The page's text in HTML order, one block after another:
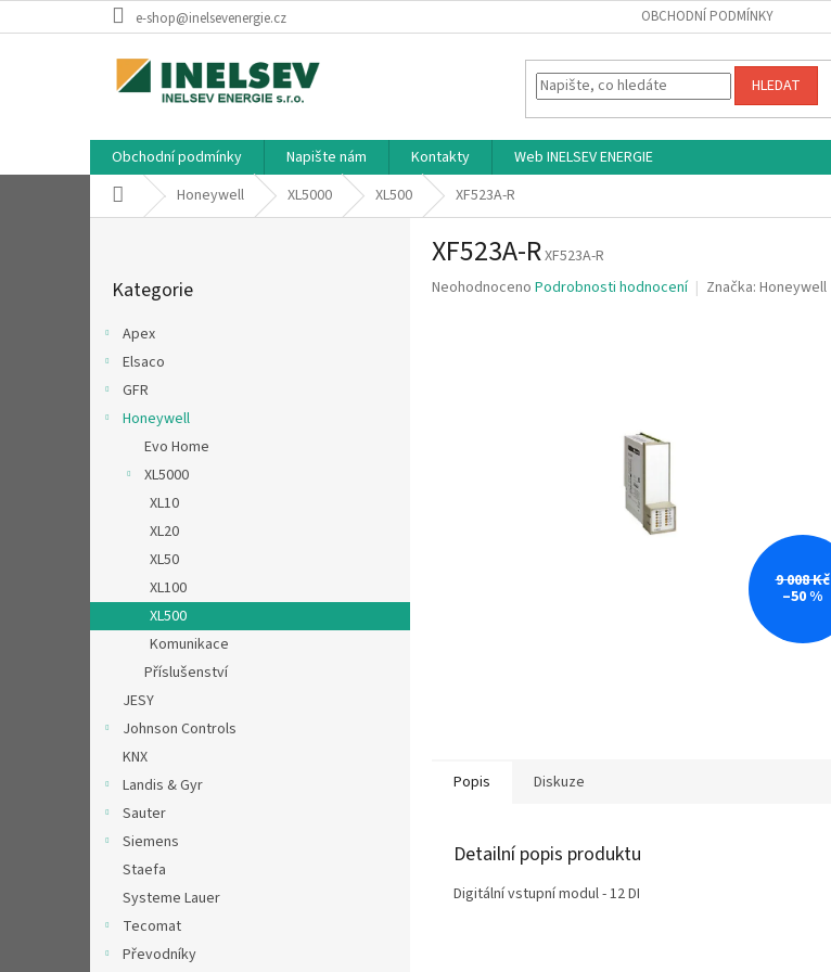
na
e-shop@inelsevenergie.cz OBCHODNÍ PODMÍNKY
HLEDAT
Obchodní podmínky Napište nám Kontakty
Web INELSEV ENERGIE
Domů Honeywell XL5000 XL500 XF523A-R
kategorie
Kategorie
Apex
Elsaco
GFR
Honeywell
Evo Home
XL5000
XL10
XL20
XL50
XL100
XL500
Komunikace
Příslušenství
JESY
Johnson Controls
KNX
Landis & Gyr
Sauter
Siemens
Staefa
Systeme Lauer
Tecomat
Převodníky
XF523A-RXF523A-R
Průměrné
Neohodnoceno Podrobnosti hodnocení Značka: Honeywell
9 008 Kč
–50 %
Popis Diskuze
Detailní popis produktu
Digitální vstupní modul - 12 DI